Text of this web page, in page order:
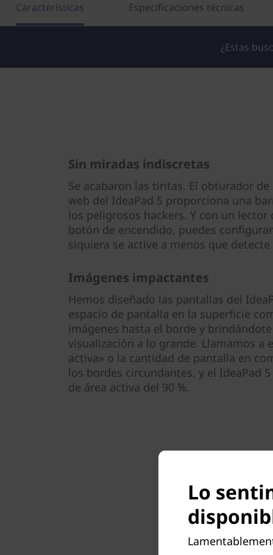
Características Especificaciones técnicas
¿Estas
Sin miradas indiscretas
Se acabaron las tiritas. El obturador
web del IdeaPad 5 proporciona una
los peligrosos hackers. Y con un
botón de encendido, puedes
siquiera se active a menos que
Imágenes impactantes
Hemos diseñado las pantallas del
espacio de pantalla en la superficie
imágenes hasta el borde y
visualización a lo grande. Llamamos a
activa» o la cantidad de pantalla en
los bordes circundantes, y el IdeaPad
de área activa del 90 %.
Lo